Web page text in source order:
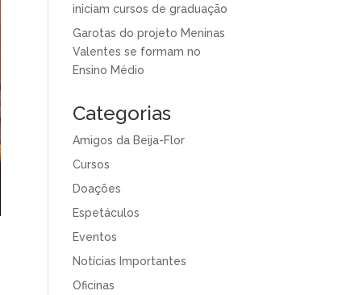
iniciam cursos de graduação
Garotas do projeto Meninas
Valentes se formam no
Ensino Médio
Categorias
Amigos da Beija-Flor
Cursos
Doações
Espetáculos
Eventos
Notícias Importantes
Oficinas